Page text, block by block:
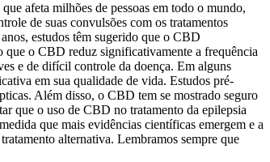
afeta milhões de pessoas em todo o mundo,
de suas convulsões com os tratamentos
estudos têm sugerido que o CBD
que o CBD reduz significativamente a frequência
e de difícil controle da doença. Em alguns
em sua qualidade de vida. Estudos pré-
Além disso, o CBD tem se mostrado seguro
que o uso de CBD no tratamento da epilepsia
que mais evidências científicas emergem e a
alternativa. Lembramos sempre que